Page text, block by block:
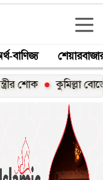
বাণিজ্য
কুমিল্লা বোর্ডে পাসের